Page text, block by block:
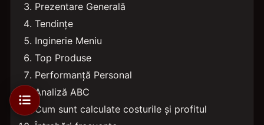
Prezentare Generală
Tendințe
Inginerie Meniu
Top Produse
Performanță Personal
Analiză ABC
Cum sunt calculate costurile și profitul